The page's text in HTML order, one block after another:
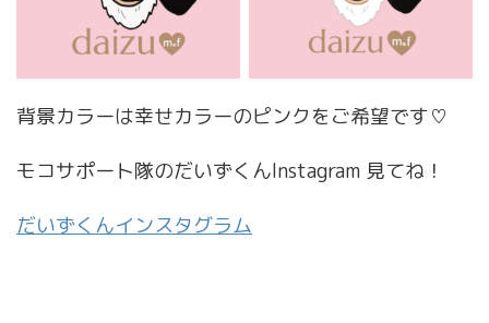
背景カラーは幸せカラーのピンクをご希望です♡
モコサポート隊のだいずくんInstagram 見てね！
だいずくんインスタグラム